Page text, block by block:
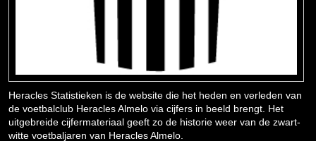
Heracles Statistieken is de website die het heden en verleden van
de voetbalclub Heracles Almelo via cijfers in beeld brengt. Het
uitgebreide cijfermateriaal geeft zo de historie weer van de zwart-
witte voetbaljaren van Heracles Almelo.